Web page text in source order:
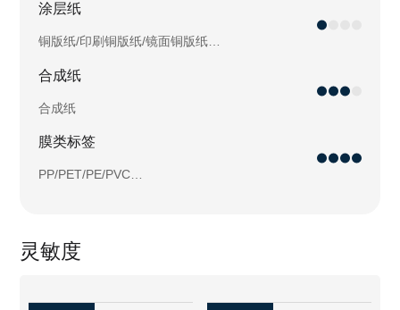
涂层纸
铜版纸/印刷铜版纸/镜面铜版纸…
合成纸
合成纸
膜类标签
PP/PET/PE/PVC…
灵敏度